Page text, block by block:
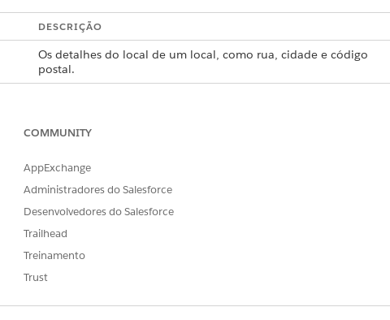
DESCRIÇÃO
Os detalhes do local de um local, como rua, cidade e código
postal.
As coordenadas de latitude e longitude precisas de um local.
Pesos numéricos atribuídos a um registro, como prioridade ou
urgência.
Pesos numéricos que definem uma solução de roteamento, como
o tempo mínimo entre os locais.
organização do Salesforce.
COMMUNITY
AppExchange
Administradores do Salesforce
Desenvolvedores do Salesforce
Trailhead
Treinamento
Trust